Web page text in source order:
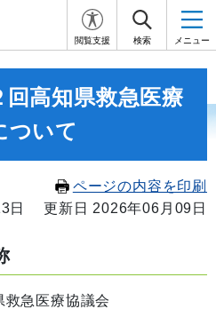
閲覧支援 検索 メニュー
高知県救急医療
ついて
ページの内容を印刷
日
更新日 2026年06月09日
急医療協議会